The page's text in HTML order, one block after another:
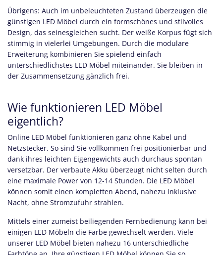
Übrigens: Auch im unbeleuchteten Zustand überzeugen die
günstigen LED Möbel durch ein formschönes und stilvolles
Design, das seinesgleichen sucht. Der weiße Korpus fügt sich
stimmig in vielerlei Umgebungen. Durch die modulare
Erweiterung kombinieren Sie spielend einfach
unterschiedlichstes LED Möbel miteinander. Sie bleiben in
der Zusammensetzung gänzlich frei.
Wie funktionieren LED Möbel
eigentlich?
Online LED Möbel funktionieren ganz ohne Kabel und
Netzstecker. So sind Sie vollkommen frei positionierbar und
dank ihres leichten Eigengewichts auch durchaus spontan
versetzbar. Der verbaute Akku überzeugt nicht selten durch
eine maximale Power von 12-14 Stunden. Die LED Möbel
können somit einen kompletten Abend, nahezu inklusive
Nacht, ohne Stromzufuhr strahlen.
Mittels einer zumeist beiliegenden Fernbedienung kann bei
einigen LED Möbeln die Farbe gewechselt werden. Viele
unserer LED Möbel bieten nahezu 16 unterschiedliche